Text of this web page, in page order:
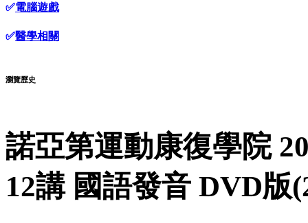
✅電腦遊戲
✅醫學相關
瀏覽歷史
諾亞第運動康復學院
12講 國語發音 DVD版